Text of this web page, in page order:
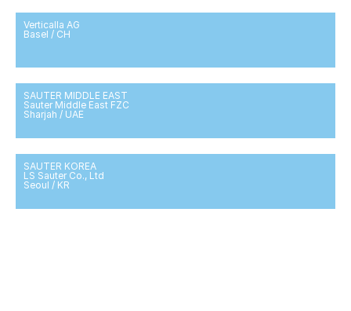
Verticalla AG
Basel / CH
SAUTER MIDDLE EAST
Sauter Middle East FZC
Sharjah / UAE
SAUTER KOREA
LS Sauter Co., Ltd
Seoul / KR